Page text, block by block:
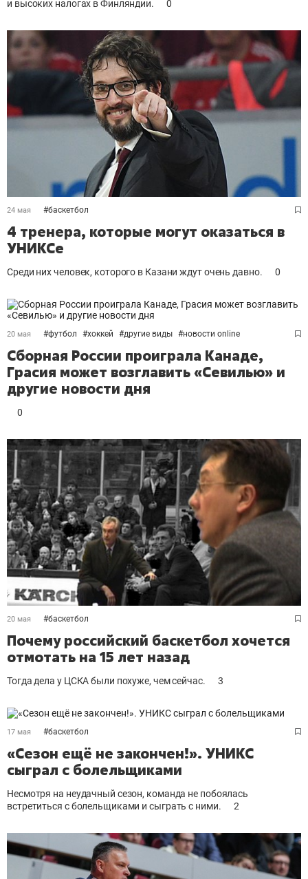
и высоких налогах в Финляндии. 0
24 мая #баскетбол
4 тренера, которые могут оказаться в
УНИКСе
Среди них человек, которого в Казани ждут очень давно. 0
20 мая #футбол #хоккей #другие виды #новости online
Сборная России проиграла Канаде,
Грасия может возглавить «Севилью» и
другие новости дня
0
20 мая #баскетбол
Почему российский баскетбол хочется
отмотать на 15 лет назад
Тогда дела у ЦСКА были похуже, чем сейчас. 3
17 мая #баскетбол
«Сезон ещё не закончен!». УНИКС
сыграл с болельщиками
Несмотря на неудачный сезон, команда не побоялась
встретиться с болельщиками и сыграть с ними.
2